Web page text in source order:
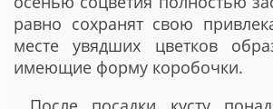
равно сохранят свою
месте увядших цветков
имеющие форму коробочки.